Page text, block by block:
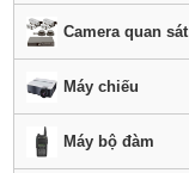
Camera quan sát
Máy chiếu
Máy bộ đàm